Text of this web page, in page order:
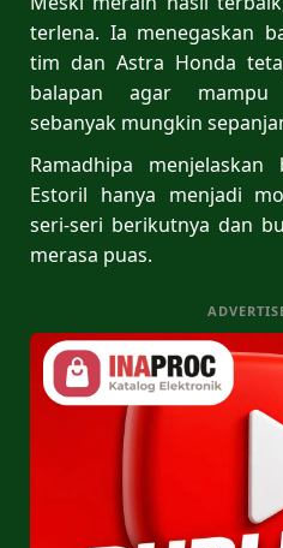
terlena. Ia menegaskan
tim dan Astra Honda
balapan agar mampu
sebanyak mungkin
Ramadhipa
Estoril hanya menjadi
seri-seri berikutnya dan
merasa puas.